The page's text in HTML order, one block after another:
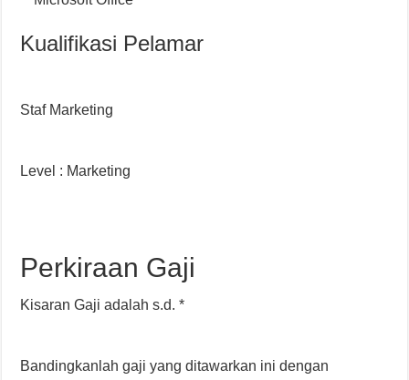
Kualifikasi Pelamar
Staf Marketing
Level : Marketing
Perkiraan Gaji
Kisaran Gaji adalah s.d. *
Bandingkanlah gaji yang ditawarkan ini dengan